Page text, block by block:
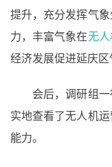
提升，充分发挥气
力，丰富气象在无人
经济发展促进延庆区
会后，调研组
实地查看了无人机
能力。